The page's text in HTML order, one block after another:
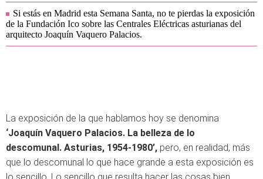
Si estás en Madrid esta Semana Santa, no te pierdas la exposición
de la Fundación Ico sobre las Centrales Eléctricas asturianas del
arquitecto Joaquín Vaquero Palacios.
La exposición de la que hablamos hoy se denomina
‘Joaquín Vaquero Palacios. La belleza de lo
descomunal. Asturias, 1954-1980’, pero, en realidad, más
que lo descomunal lo que hace grande a esta exposición es